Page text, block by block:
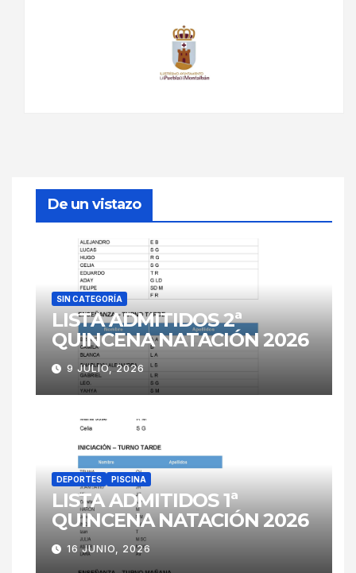
De un vistazo
SIN CATEGORÍA
LISTA ADMITIDOS 2ª
QUINCENA NATACIÓN 2026
9 JULIO, 2026
DEPORTES PISCINA
LISTA ADMITIDOS 1ª
QUINCENA NATACIÓN 2026
16 JUNIO, 2026